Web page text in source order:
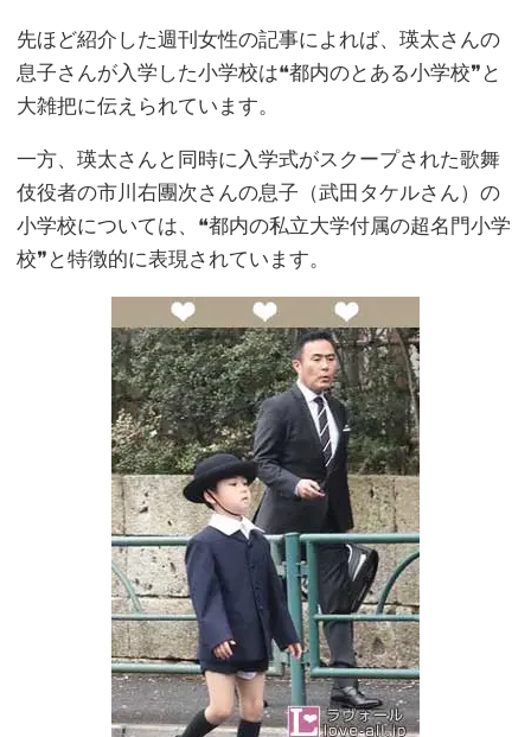
先ほど紹介した週刊女性の記事によれば、瑛太さんの
息子さんが入学した小学校は❝都内のとある小学校❞と
大雑把に伝えられています。
一方、瑛太さんと同時に入学式がスクープされた歌舞
伎役者の市川右團次さんの息子（武田タケルさん）の
小学校については、❝都内の私立大学付属の超名門小学
校❞と特徴的に表現されています。